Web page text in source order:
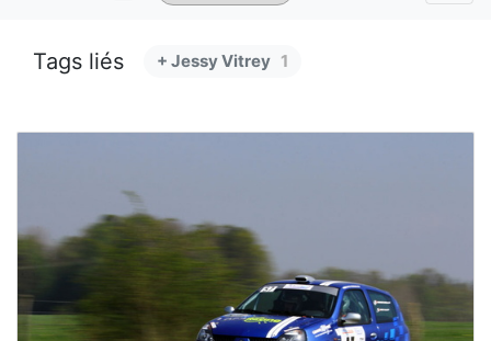
Tags liés + Jessy Vitrey 1